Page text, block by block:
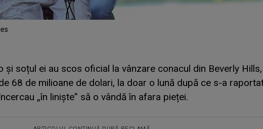
și soțul ei au scos oficial la vânzare conacul din Beverly Hills,
68 de milioane de dolari, la doar o lună după ce s-a
„în liniște” să o vândă în afara pieței.